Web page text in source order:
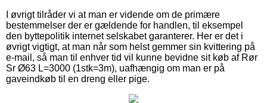
I øvrigt tilråder vi at man er vidende om de primære
bestemmelser der er gældende for handlen, til eksempel
den byttepolitik internet selskabet garanterer. Her er det i
øvrigt vigtigt, at man når som helst gemmer sin kvittering på
e-mail, så man til enhver tid vil kunne bevidne sit køb af Rør
Sr Ø63 L=3000 (1stk=3m), uafhængig om man er på
gaveindkøb til en dreng eller pige.